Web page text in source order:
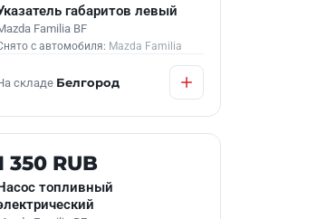
габаритов левый
Familia BF
с автомобиля: Mazda Familia
складе Белгород
У В НАЛИЧИИ
350 RUB
топливный